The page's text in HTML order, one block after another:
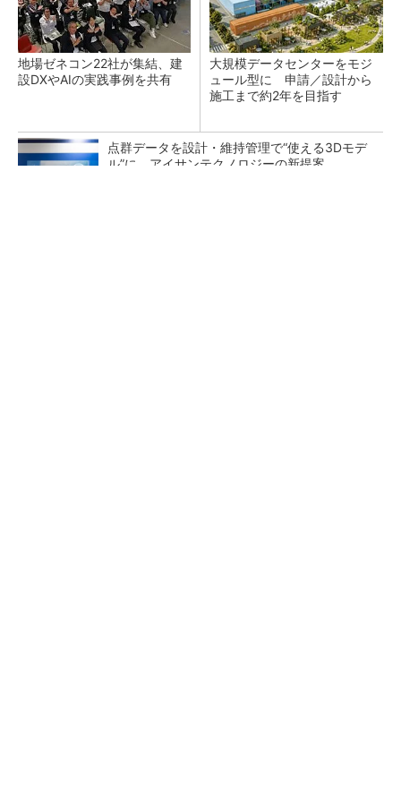
地場ゼネコン22社が集結、建
設DXやAIの実践事例を共有
大規模データセンターをモジ
ュール型に 申請／設計から
施工まで約2年を目指す
点群データを設計・維持管理で“使える3Dモデ
ル”に アイサンテクノロジーの新提案